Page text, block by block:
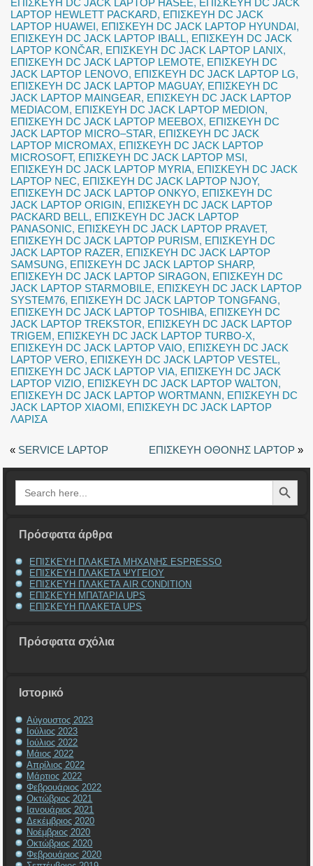
ΕΠΙΣΚΕΥΗ DC JACK LAPTOP HASEE, ΕΠΙΣΚΕΥΗ DC JACK
LAPTOP HEWLETT PACKARD, ΕΠΙΣΚΕΥΗ DC JACK
LAPTOP HUAWEI, ΕΠΙΣΚΕΥΗ DC JACK LAPTOP HYUNDAI,
ΕΠΙΣΚΕΥΗ DC JACK LAPTOP IBALL, ΕΠΙΣΚΕΥΗ DC JACK
LAPTOP KONČAR, ΕΠΙΣΚΕΥΗ DC JACK LAPTOP LANIX,
ΕΠΙΣΚΕΥΗ DC JACK LAPTOP LEMOTE, ΕΠΙΣΚΕΥΗ DC
JACK LAPTOP LENOVO, ΕΠΙΣΚΕΥΗ DC JACK LAPTOP LG,
ΕΠΙΣΚΕΥΗ DC JACK LAPTOP MAGUAY, ΕΠΙΣΚΕΥΗ DC
JACK LAPTOP MAINGEAR, ΕΠΙΣΚΕΥΗ DC JACK LAPTOP
MEDIACOM, ΕΠΙΣΚΕΥΗ DC JACK LAPTOP MEDION,
ΕΠΙΣΚΕΥΗ DC JACK LAPTOP MEEBOX, ΕΠΙΣΚΕΥΗ DC
JACK LAPTOP MICRO–STAR, ΕΠΙΣΚΕΥΗ DC JACK
LAPTOP MICROMAX, ΕΠΙΣΚΕΥΗ DC JACK LAPTOP
MICROSOFT, ΕΠΙΣΚΕΥΗ DC JACK LAPTOP MSI,
ΕΠΙΣΚΕΥΗ DC JACK LAPTOP MYRIA, ΕΠΙΣΚΕΥΗ DC JACK
LAPTOP NEC, ΕΠΙΣΚΕΥΗ DC JACK LAPTOP NJOY,
ΕΠΙΣΚΕΥΗ DC JACK LAPTOP ONKYO, ΕΠΙΣΚΕΥΗ DC
JACK LAPTOP ORIGIN, ΕΠΙΣΚΕΥΗ DC JACK LAPTOP
PACKARD BELL, ΕΠΙΣΚΕΥΗ DC JACK LAPTOP
PANASONIC, ΕΠΙΣΚΕΥΗ DC JACK LAPTOP PRAVET,
ΕΠΙΣΚΕΥΗ DC JACK LAPTOP PURISM, ΕΠΙΣΚΕΥΗ DC
JACK LAPTOP RAZER, ΕΠΙΣΚΕΥΗ DC JACK LAPTOP
SAMSUNG, ΕΠΙΣΚΕΥΗ DC JACK LAPTOP SHARP,
ΕΠΙΣΚΕΥΗ DC JACK LAPTOP SIRAGON, ΕΠΙΣΚΕΥΗ DC
JACK LAPTOP STARMOBILE, ΕΠΙΣΚΕΥΗ DC JACK LAPTOP
SYSTEM76, ΕΠΙΣΚΕΥΗ DC JACK LAPTOP TONGFANG,
ΕΠΙΣΚΕΥΗ DC JACK LAPTOP TOSHIBA, ΕΠΙΣΚΕΥΗ DC
JACK LAPTOP TREKSTOR, ΕΠΙΣΚΕΥΗ DC JACK LAPTOP
TRIGEM, ΕΠΙΣΚΕΥΗ DC JACK LAPTOP TURBO-X,
ΕΠΙΣΚΕΥΗ DC JACK LAPTOP VAIO, ΕΠΙΣΚΕΥΗ DC JACK
LAPTOP VERO, ΕΠΙΣΚΕΥΗ DC JACK LAPTOP VESTEL,
ΕΠΙΣΚΕΥΗ DC JACK LAPTOP VIA, ΕΠΙΣΚΕΥΗ DC JACK
LAPTOP VIZIO, ΕΠΙΣΚΕΥΗ DC JACK LAPTOP WALTON,
ΕΠΙΣΚΕΥΗ DC JACK LAPTOP WORTMANN, ΕΠΙΣΚΕΥΗ DC
JACK LAPTOP XIAOMI, ΕΠΙΣΚΕΥΗ DC JACK LAPTOP
ΛΑΡΙΣΑ
« SERVICE LAPTOP ΕΠΙΣΚΕΥΗ ΟΘΟΝΗΣ LAPTOP»
Search
for:
Search Button
Πρόσφατα άρθρα
ΕΠΙΣΚΕΥΗ ΠΛΑΚΕΤΑ ΜΗΧΑΝΗΣ ESPRESSO
ΕΠΙΣΚΕΥΗ ΠΛΑΚΕΤΑ ΨΥΓΕΙΟΥ
ΕΠΙΣΚΕΥΗ ΠΛΑΚΕΤΑ AIR CONDITION
ΕΠΙΣΚΕΥΗ ΜΠΑΤΑΡΙΑ UPS
ΕΠΙΣΚΕΥΗ ΠΛΑΚΕΤΑ UPS
Πρόσφατα σχόλια
Ιστορικό
Αύγουστος 2023
Ιούλιος 2023
Ιούλιος 2022
Μάιος 2022
Απρίλιος 2022
Μάρτιος 2022
Φεβρουάριος 2022
Οκτώβριος 2021
Ιανουάριος 2021
Δεκέμβριος 2020
Νοέμβριος 2020
Οκτώβριος 2020
Φεβρουάριος 2020